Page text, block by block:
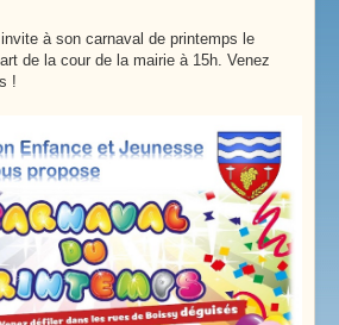
invite à son carnaval de printemps le
de la cour de la mairie à 15h. Venez
!